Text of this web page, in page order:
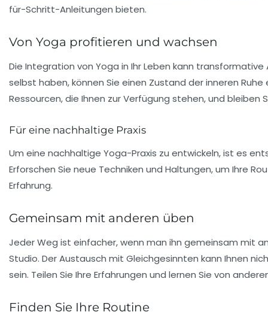
für-Schritt-Anleitungen bieten.
Von Yoga profitieren und wachsen
Die Integration von Yoga in Ihr Leben kann transformative
selbst haben, können Sie einen Zustand der inneren
Ressourcen, die Ihnen zur Verfügung stehen, und bleiben
Für eine nachhaltige Praxis
Um eine nachhaltige Yoga-Praxis zu entwickeln, ist es
Erforschen Sie neue Techniken und Haltungen, um Ihre
Erfahrung.
Gemeinsam mit anderen üben
Jeder Weg ist einfacher, wenn man ihn gemeinsam mit
Studio. Der Austausch mit Gleichgesinnten kann Ihnen
sein. Teilen Sie Ihre Erfahrungen und lernen Sie von
Finden Sie Ihre Routine